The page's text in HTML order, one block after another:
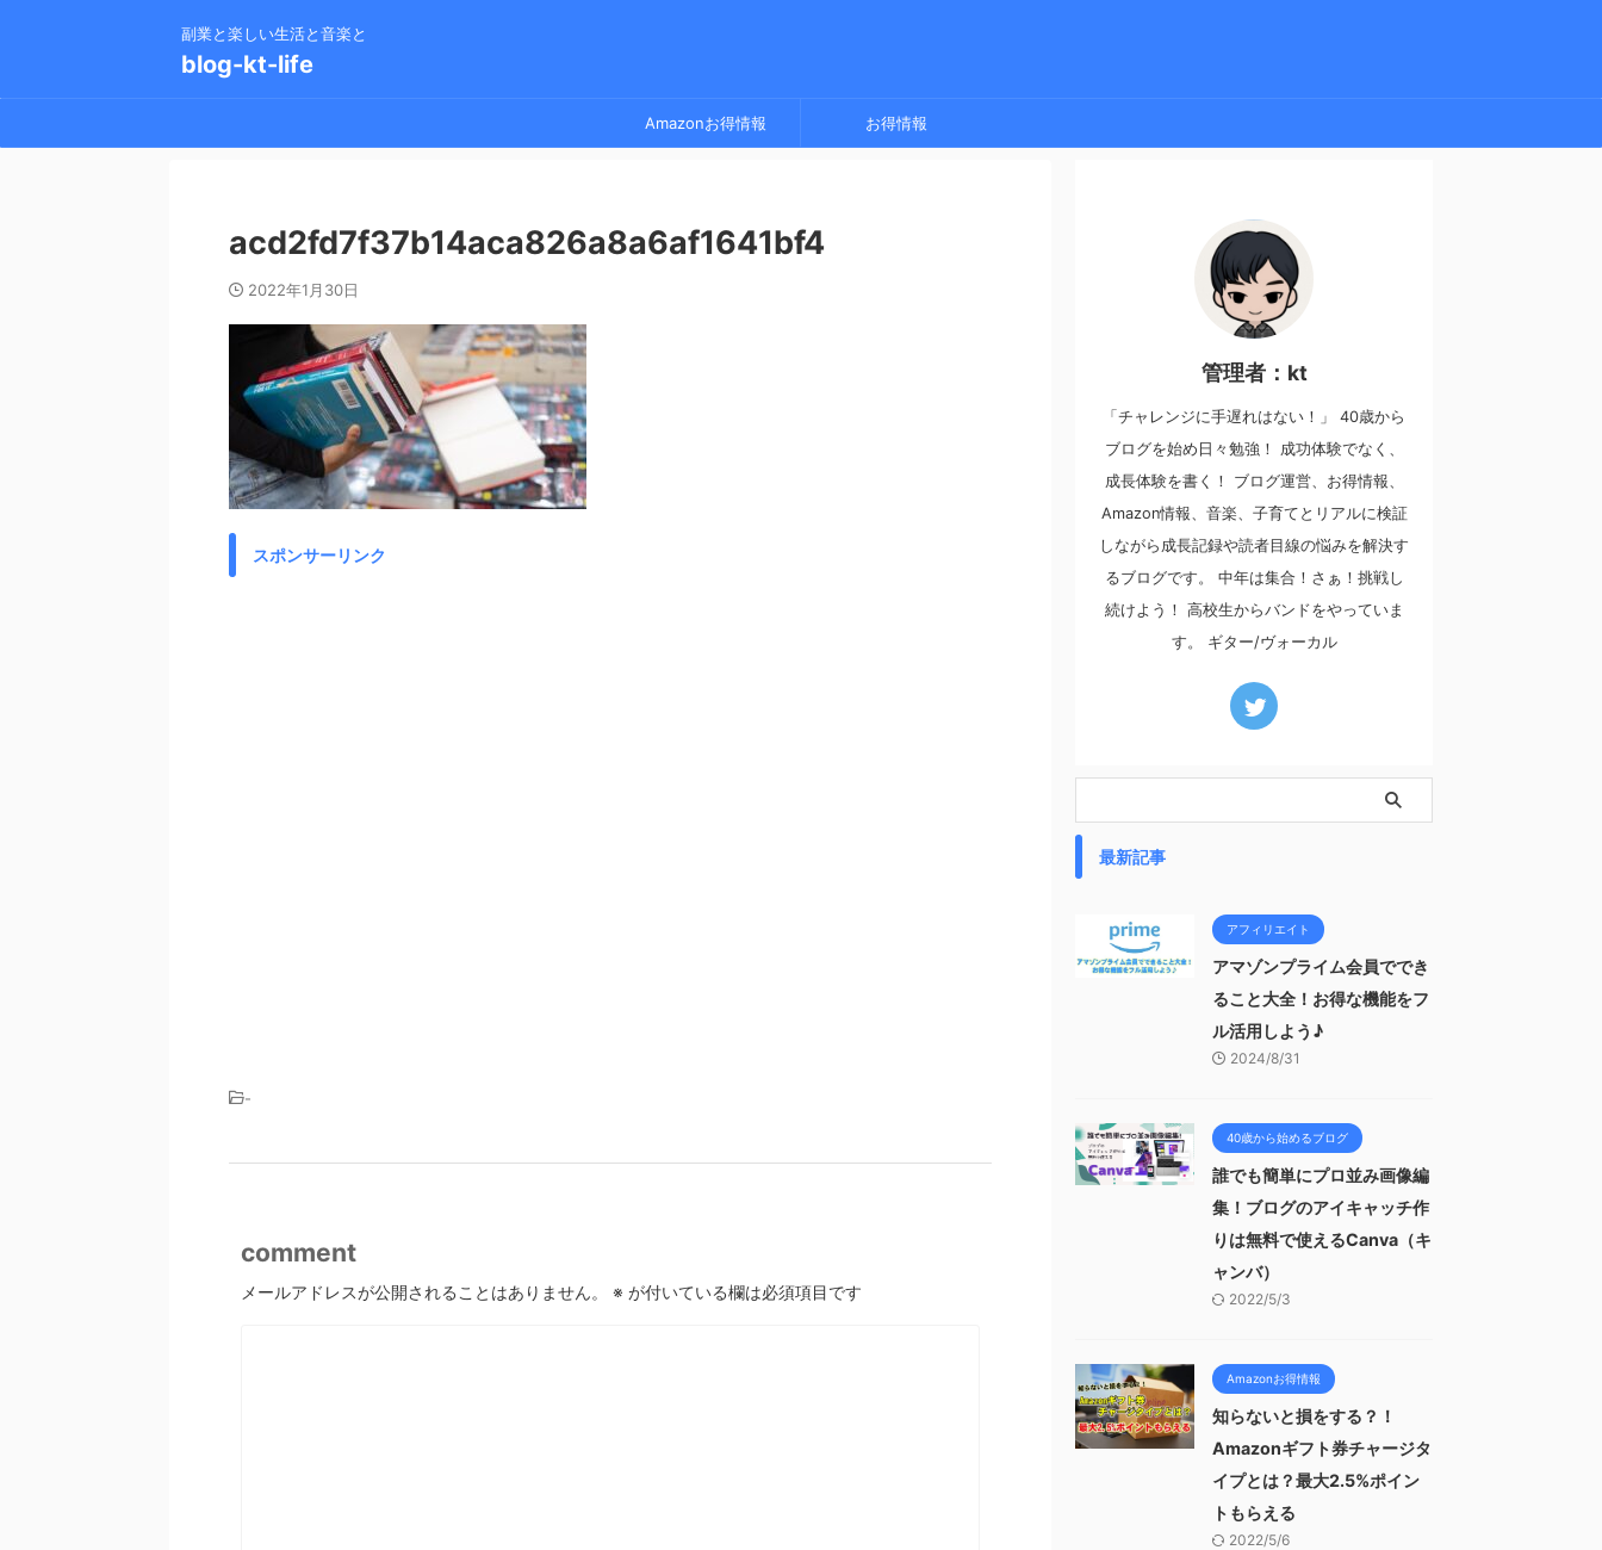
副業と楽しい生活と音楽と
blog-kt-life
Amazonお得情報 お得情報
acd2fd7f37b14aca826a8a6af1641bf4
2022年1月30日
スポンサーリンク
-
comment
メールアドレスが公開されることはありません。 ※ が付いている欄は必須項目です
管理者：kt
「チャレンジに手遅れはない！」 40歳から
ブログを始め日々勉強！ 成功体験でなく、
成長体験を書く！ ブログ運営、お得情報、
Amazon情報、音楽、子育てとリアルに検証
しながら成長記録や読者目線の悩みを解決す
るブログです。 中年は集合！さぁ！挑戦し
続けよう！ 高校生からバンドをやっていま
す。 ギター/ヴォーカル
最新記事
アフィリエイト
アマゾンプライム会員ででき
ること大全！お得な機能をフ
ル活用しよう♪
2024/8/31
40歳から始めるブログ
誰でも簡単にプロ並み画像編
集！ブログのアイキャッチ作
りは無料で使えるCanva（キ
ャンバ）
2022/5/3
Amazonお得情報
知らないと損をする？！
Amazonギフト券チャージタ
イプとは？最大2.5%ポイン
トもらえる
2022/5/6